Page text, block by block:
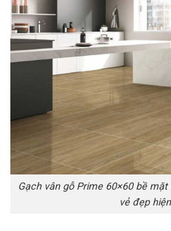
Gạch vân gỗ Prime 60×60 bề
vẻ đẹp